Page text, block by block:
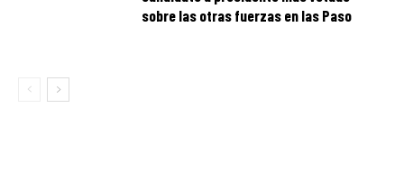
sobre las otras fuerzas en las Paso